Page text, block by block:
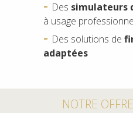
Des simulateurs
à usage
Des solutions de
adaptées
NOTRE